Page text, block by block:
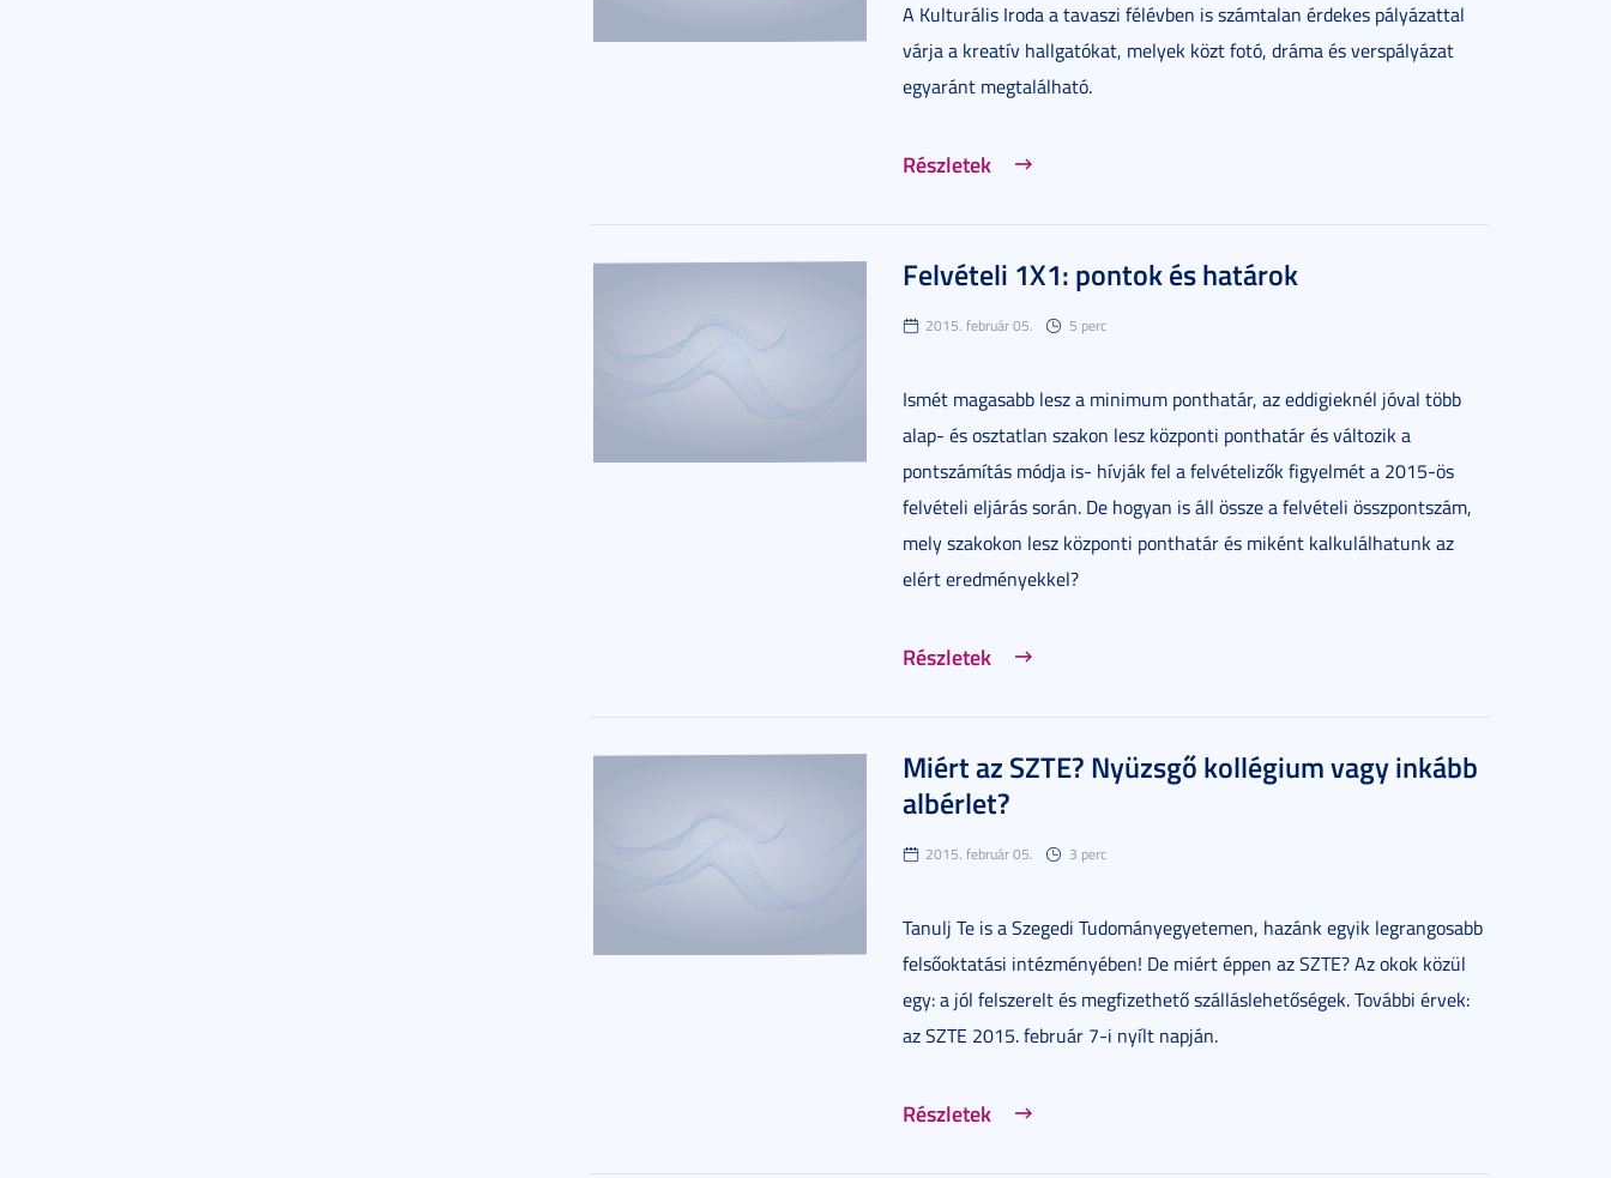
A Kulturális Iroda a tavaszi félévben is számtalan érdekes pályázattal
várja a kreatív hallgatókat, melyek közt fotó, dráma és verspályázat
egyaránt megtalálható.
Részletek
Felvételi 1X1: pontok és határok
2015. február 05. 5 perc
Ismét magasabb lesz a minimum ponthatár, az eddigieknél jóval több
alap- és osztatlan szakon lesz központi ponthatár és változik a
pontszámítás módja is- hívják fel a felvételizők figyelmét a 2015-ös
felvételi eljárás során. De hogyan is áll össze a felvételi összpontszám,
mely szakokon lesz központi ponthatár és miként kalkulálhatunk az
elért eredményekkel?
Részletek
Miért az SZTE? Nyüzsgő kollégium vagy inkább
albérlet?
2015. február 05. 3 perc
Tanulj Te is a Szegedi Tudományegyetemen, hazánk egyik legrangosabb
felsőoktatási intézményében! De miért éppen az SZTE? Az okok közül
egy: a jól felszerelt és megfizethető szálláslehetőségek. További érvek:
az SZTE 2015. február 7-i nyílt napján.
Részletek